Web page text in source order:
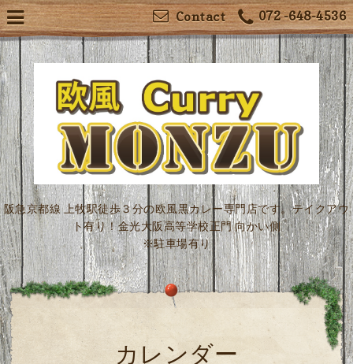
072 -648-4536
Contact
阪急京都線 上牧駅徒歩３分の欧風黒カレー専門店です。テイクアウ
ト有り！金光大阪高等学校正門 向かい側
※駐車場有り